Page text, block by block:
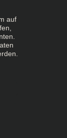
auf